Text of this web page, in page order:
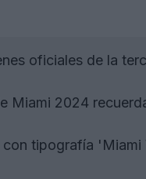
oficiales de la
Miami 2024
tipografía